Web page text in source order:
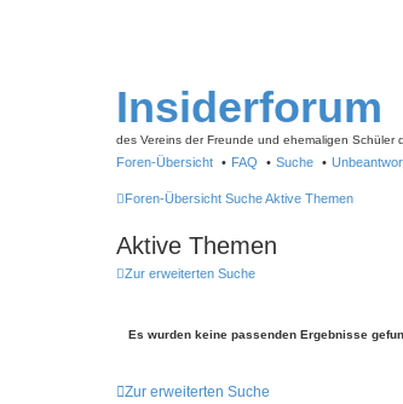
Insiderforum
des Vereins der Freunde und ehemaligen Schüler
Foren-Übersicht FAQ Suche
Foren-Übersicht SucheAktive Themen
Aktive Themen
Zur erweiterten Suche
Es wurden keine passenden Ergebnisse
Zur erweiterten Suche